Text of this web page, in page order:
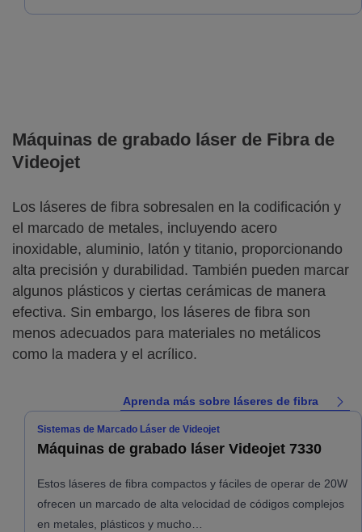
Máquinas de grabado láser de Fibra de
Videojet
Los láseres de fibra sobresalen en la codificación y
el marcado de metales, incluyendo acero
inoxidable, aluminio, latón y titanio, proporcionando
alta precisión y durabilidad. También pueden marcar
algunos plásticos y ciertas cerámicas de manera
efectiva. Sin embargo, los láseres de fibra son
menos adecuados para materiales no metálicos
como la madera y el acrílico.
Aprenda más sobre láseres de fibra
Sistemas de Marcado Láser de Videojet
Máquinas de grabado láser Videojet 7330
Estos láseres de fibra compactos y fáciles de operar de 20W
ofrecen un marcado de alta velocidad de códigos complejos
en metales, plásticos y mucho…